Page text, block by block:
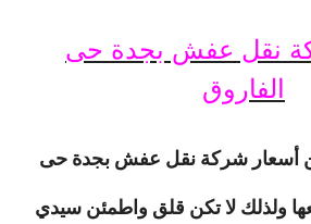
نقل عفش بجدة حى
الفاروق
أسعار شركة نقل عفش بجدة حى
ولذلك لا تكن قلق واطمئن سيدي